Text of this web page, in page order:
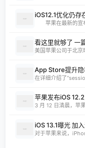
iOS12.1优化仍
苹果在最新的宣布
看这里就够了 一
美国苹果公司于北京
App Store提升隐
在详细介绍了
苹果发布iOS
3 月 12 日清晨，苹
iOS 13.1曝光 加
对于苹果来说，